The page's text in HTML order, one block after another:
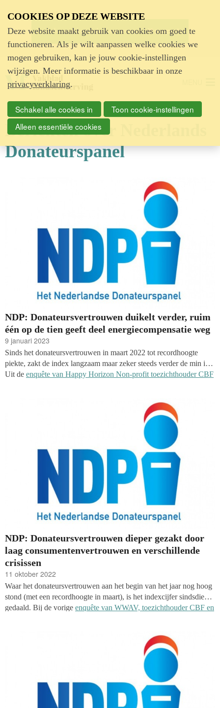
Advertentie
Berichten over Nederlands
Donateurspanel
NDP: Donateursvertrouwen duikelt verder, ruim
één op de tien geeft deel energiecompensatie weg
9 januari 2023
Sinds het donateursvertrouwen in maart 2022 tot recordhoogte
piekte, zakt de index langzaam maar zeker steeds verder de min in.
Uit de enquête van Happy Horizon Non-profit toezichthouder CBF
gezakt is: van -25 naar gemiddeld -33. De laatste twee maanden
van 2022 scoren relatief een tikje hoger dan de maand oktober, toen
met -34 het dieptepunt van het jaar werd bereikt. De onderzoekers
vroegen daarnaast naar de belangrijkste onderwerpen voor 2023,
bezuinigen op geefgedrag en de energiecompensatie.
NDP: Donateursvertrouwen dieper gezakt door
laag consumentenvertrouwen en verschillende
crisissen
11 oktober 2022
Waar het donateursvertrouwen aan het begin van het jaar nog hoog
stond (met een recordhoogte in maart), is het indexcijfer sindsdien
gedaald. Bij de vorige enquête van WWAV, toezichthouder CBF en
vertrouwen te zijn gezakt van -12 naar -25. Het indexcijfer is het
COOKIES OP DEZE WEBSITE
Deze website maakt gebruik van cookies om goed te
functioneren. Als je wilt aanpassen welke cookies we
mogen gebruiken, kan je jouw cookie-instellingen
wijzigen. Meer informatie is beschikbaar in onze
privacyverklaring.
Schakel alle cookies in
Toon cookie-instellingen
Alleen essentiële cookies